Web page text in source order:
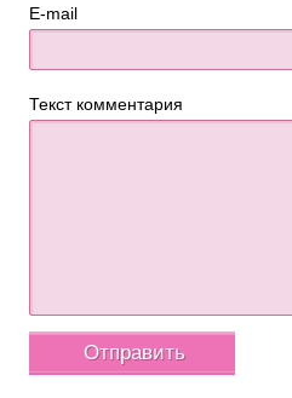
E-mail
Текст комментария